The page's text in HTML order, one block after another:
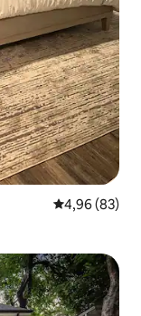
4,96 ud af 5 i
4,96 (83)